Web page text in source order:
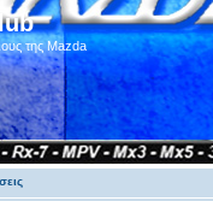
της Mazda